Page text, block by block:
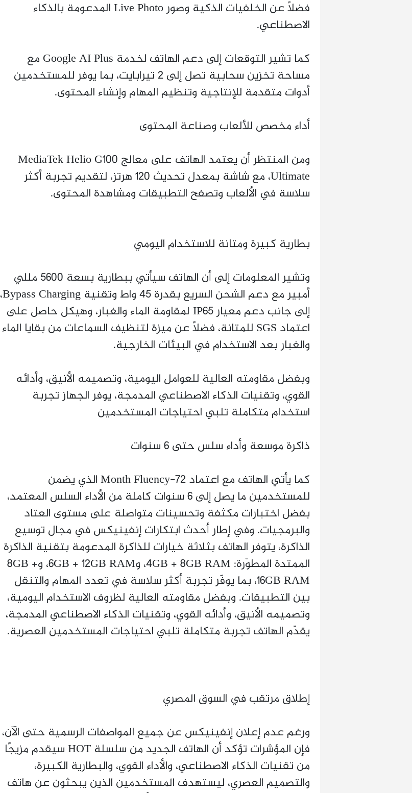
فضلًا عن الخلفيات الذكية وصور Live Photo المدعومة بالذكاء
الاصطناعي.
كما تشير التوقعات إلى دعم الهاتف لخدمة Google AI Plus مع
مساحة تخزين سحابية تصل إلى 2 تيرابايت، بما يوفر للمستخدمين
أدوات متقدمة للإنتاجية وتنظيم المهام وإنشاء المحتوى.
أداء مخصص للألعاب وصناعة المحتوى
ومن المنتظر أن يعتمد الهاتف على معالج MediaTek Helio G100
Ultimate، مع شاشة بمعدل تحديث 120 هرتز، لتقديم تجربة أكثر
سلاسة في الألعاب وتصفح التطبيقات ومشاهدة المحتوى.
بطارية كبيرة ومتانة للاستخدام اليومي
وتشير المعلومات إلى أن الهاتف سيأتي ببطارية بسعة 5600 مللي
أمبير مع دعم الشحن السريع بقدرة 45 واط وتقنية Bypass Charging،
إلى جانب دعم معيار IP65 لمقاومة الماء والغبار، وهيكل حاصل على
اعتماد SGS للمتانة، فضلًا عن ميزة لتنظيف السماعات من بقايا الماء
والغبار بعد الاستخدام في البيئات الخارجية.
وبفضل مقاومته العالية للعوامل اليومية، وتصميمه الأنيق، وأدائه
القوي، وتقنيات الذكاء الاصطناعي المدمجة، يوفر الجهاز تجربة
استخدام متكاملة تلبي احتياجات المستخدمين
ذاكرة موسعة وأداء سلس حتى 6 سنوات
كما يأتي الهاتف مع اعتماد 72-Month Fluency الذي يضمن
للمستخدمين ما يصل إلى 6 سنوات كاملة من الأداء السلس المعتمد،
بفضل اختبارات مكثفة وتحسينات متواصلة على مستوى العتاد
والبرمجيات. وفي إطار أحدث ابتكارات إنفينيكس في مجال توسيع
الذاكرة، يتوفر الهاتف بثلاثة خيارات للذاكرة المدعومة بتقنية الذاكرة
الممتدة المطوّرة: 4GB + 8GB RAM، و6GB + 12GB RAM، و8GB +
16GB RAM، بما يوفّر تجربة أكثر سلاسة في تعدد المهام والتنقل
بين التطبيقات. وبفضل مقاومته العالية لظروف الاستخدام اليومية،
وتصميمه الأنيق، وأدائه القوي، وتقنيات الذكاء الاصطناعي المدمجة،
يقدّم الهاتف تجربة متكاملة تلبي احتياجات المستخدمين العصرية.
إطلاق مرتقب في السوق المصري
ورغم عدم إعلان إنفينيكس عن جميع المواصفات الرسمية حتى الآن،
فإن المؤشرات تؤكد أن الهاتف الجديد من سلسلة HOT سيقدم مزيجًا
من تقنيات الذكاء الاصطناعي، والأداء القوي، والبطارية الكبيرة،
والتصميم العصري، ليستهدف المستخدمين الذين يبحثون عن هاتف